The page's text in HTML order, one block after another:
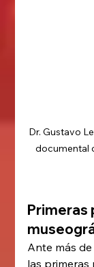
Dr. Gustavo
documental
Primeras
Ante más
las primeras